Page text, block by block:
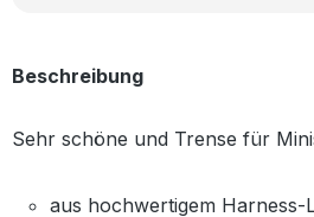
Beschreibung
Sehr schöne und Trense für
aus hochwertigem Harness-